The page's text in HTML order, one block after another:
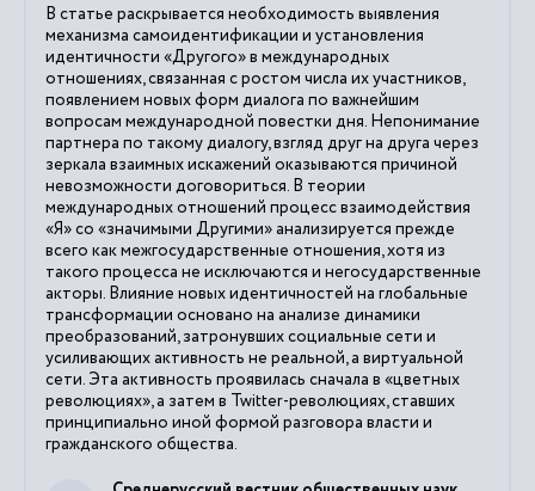
В статье раскрывается необходимость выявления
механизма самоидентификации и установления
идентичности «Другого» в международных
отношениях, связанная с ростом числа их участников,
появлением новых форм диалога по важнейшим
вопросам международной повестки дня. Непонимание
партнера по такому диалогу, взгляд друг на друга через
зеркала взаимных искажений оказываются причиной
невозможности договориться. В теории
международных отношений процесс взаимодействия
«Я» со «значимыми Другими» анализируется прежде
всего как межгосударственные отношения, хотя из
такого процесса не исключаются и негосударственные
акторы. Влияние новых идентичностей на глобальные
трансформации основано на анализе динамики
преобразований, затронувших социальные сети и
усиливающих активность не реальной, а виртуальной
сети. Эта активность проявилась сначала в «цветных
революциях», а затем в Twitter-революциях, ставших
принципиально иной формой разговора власти и
гражданского общества.